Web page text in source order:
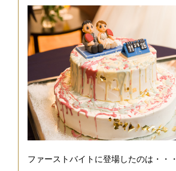
ファーストバイトに登場したのは・・・